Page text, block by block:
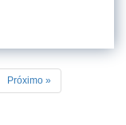
Próximo »